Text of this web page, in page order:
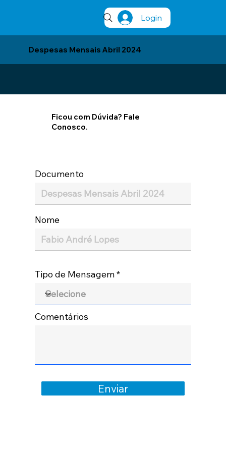
Login
Despesas Mensais Abril 2024
Ficou com Dúvida? Fale
Conosco.
Documento
Nome
Tipo de Mensagem
Comentários
Enviar